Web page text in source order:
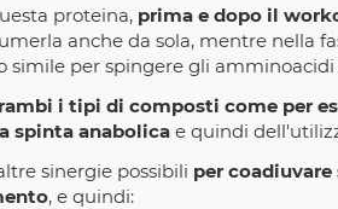
proteina, prima e dopo il
anche da sola, mentre nella
simile per spingere gli
i tipi di composti come per
spinta anabolica e quindi
sinergie possibili per
, e quindi: